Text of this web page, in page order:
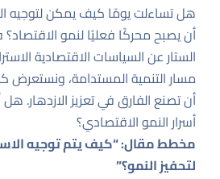
هل تساءلت يومًا كيف يمكن لتوجيه
أن يصبح محركًا فعليًا لنمو
الستار عن السياسات الاقتصادية
مسار التنمية المستدامة،
أن تصنع الفارق في تعزيز الازدهار.
أسرار النمو الاقتصادي؟
مخطط مقال: “كيف يتم توجيه
لتحفيز النمو؟”